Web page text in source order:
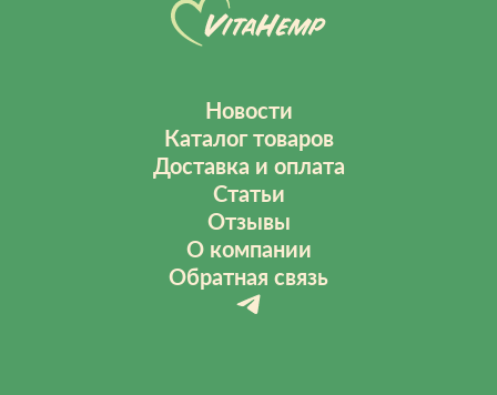
Новости
Каталог товаров
Доставка и оплата
Статьи
Отзывы
О компании
Обратная связь